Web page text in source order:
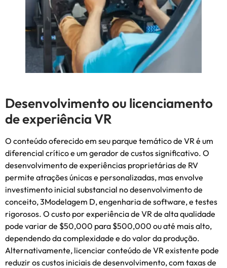
Desenvolvimento ou licenciamento
de experiência VR
O conteúdo oferecido em seu parque temático de VR é um
diferencial crítico e um gerador de custos significativo. O
desenvolvimento de experiências proprietárias de RV
permite atrações únicas e personalizadas, mas envolve
investimento inicial substancial no desenvolvimento de
conceito, 3Modelagem D, engenharia de software, e testes
rigorosos. O custo por experiência de VR de alta qualidade
pode variar de $50,000 para $500,000 ou até mais alto,
dependendo da complexidade e do valor da produção.
Alternativamente, licenciar conteúdo de VR existente pode
reduzir os custos iniciais de desenvolvimento, com taxas de